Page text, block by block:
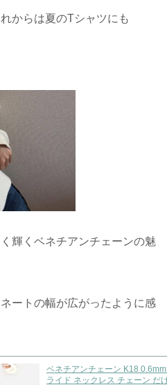
からは夏のTシャツにも
輝くベネチアンチェーンの魅
ートの幅が広がったように感
ベネチアンチェーン K18
ライド ネックレス チェーン だ